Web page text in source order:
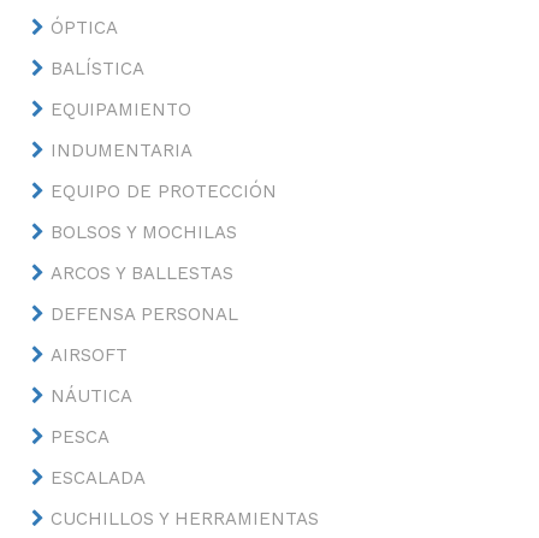
ÓPTICA
BALÍSTICA
EQUIPAMIENTO
INDUMENTARIA
EQUIPO DE PROTECCIÓN
BOLSOS Y MOCHILAS
ARCOS Y BALLESTAS
DEFENSA PERSONAL
AIRSOFT
NÁUTICA
PESCA
ESCALADA
CUCHILLOS Y HERRAMIENTAS